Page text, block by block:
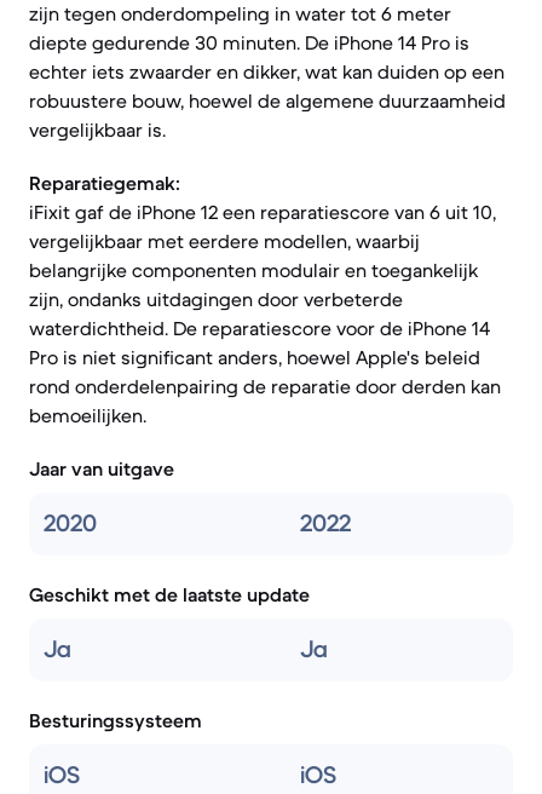
zijn tegen onderdompeling in water tot 6 meter
diepte gedurende 30 minuten. De iPhone 14 Pro is
echter iets zwaarder en dikker, wat kan duiden op een
robuustere bouw, hoewel de algemene duurzaamheid
vergelijkbaar is.
Reparatiegemak:
iFixit gaf de iPhone 12 een reparatiescore van 6 uit 10,
vergelijkbaar met eerdere modellen, waarbij
belangrijke componenten modulair en toegankelijk
zijn, ondanks uitdagingen door verbeterde
waterdichtheid. De reparatiescore voor de iPhone 14
Pro is niet significant anders, hoewel Apple's beleid
rond onderdelenpairing de reparatie door derden kan
bemoeilijken.
Jaar van uitgave
2020 2022
Geschikt met de laatste update
Ja Ja
Besturingssysteem
iOS iOS